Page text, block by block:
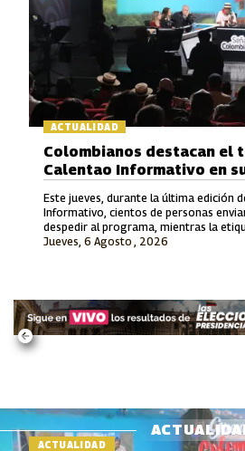
ACTUALIDAD
Jueves, 6 Agosto , 2026
Colombianos destacan el
Calentao Informativo en
Este jueves, durante la última edición
Informativo, cientos de personas
despedir al programa, mientras la
#ElCalentaoInformativo se convirtió en
ACTUALIDAD